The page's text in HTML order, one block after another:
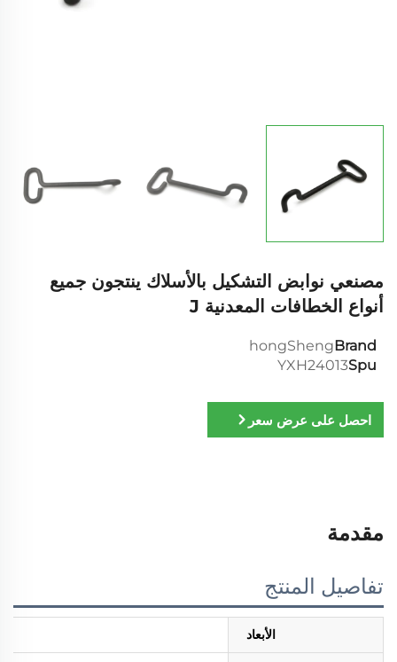
مصنعي نوابض التشكيل بالأسلاك ينتجون جميع
أنواع الخطافات المعدنية J
Brand
hongSheng
Spu
YXH24013
احصل على عرض سعر
مقدمة
تفاصيل المنتج
الأبعاد